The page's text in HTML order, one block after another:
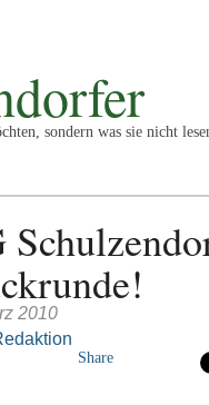
sondern was sie nicht
2010
Share